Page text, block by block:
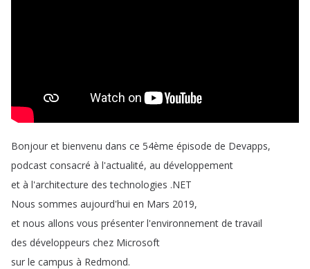
Bonjour et bienvenu dans ce 54ème épisode de Devapps,
podcast consacré à l'actualité, au développement
et à l'architecture des technologies .NET
Nous sommes aujourd'hui en Mars 2019,
et nous allons vous présenter l'environnement de travail
des développeurs chez Microsoft
sur le campus à Redmond.